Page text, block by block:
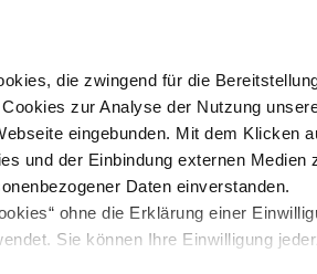
die zwingend für die
zur Analyse der Nutzung
eingebunden. Mit dem Klicken
und der Einbindung externen Medien
Daten einverstanden.
ohne die Erklärung einer
Sie können Ihre Einwilligung